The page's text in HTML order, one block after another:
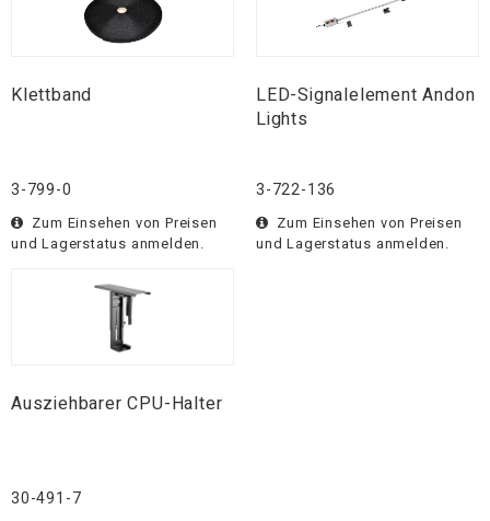
Klettband
3-799-0
Zum Einsehen von Preisen
und Lagerstatus anmelden.
LED-Signalelement Andon
Lights
3-722-136
Zum Einsehen von Preisen
und Lagerstatus anmelden.
Ausziehbarer CPU-Halter
30-491-7